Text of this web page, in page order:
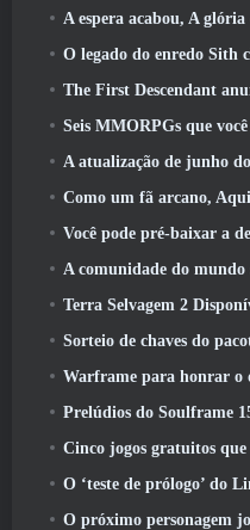
A espera acabou, A
O legado do enredo Sith chega à
The First Descendant anuncia
Seis MMORPGs que você pode
A atualização de junho do World Of Warships
Como um fã arcano, Aqui
Você pode pré-baixar a demonstração do
A comunidade do mundo secreto comemora o
Terra Selvagem 2 Disponível para
Sorteio de chaves do
Warframe para honrar o destino
Prelúdios do Soulframe 15
Cinco jogos gratuitos que você
O ‘teste de prólogo’ do
O próximo personagem jogável de